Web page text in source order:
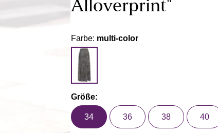
Alloverprint"
Farbe: multi-color
Größe:
34 36 38 40